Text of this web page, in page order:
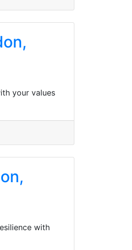
your values
with